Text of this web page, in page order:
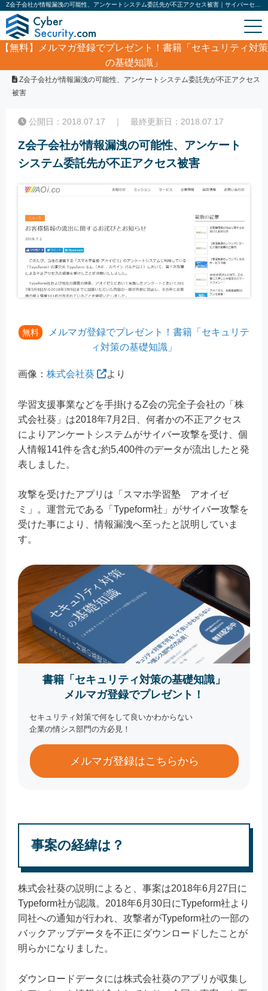
【無料】
メルマガ登録でプレゼント！書籍「セキュリティ対策
の基礎知識」
サイバーセキュリティ・情報漏洩ニュース
Z会子会社が情報漏洩の可能性、アンケートシステム委託先が不正アクセス
被害
公開日：2018.07.17 ｜ 最終更新日：2018.07.17
Z会子会社が情報漏洩の可能性、アンケート
システム委託先が不正アクセス被害
無料
メルマガ登録でプレゼント！書籍「セキュリテ
ィ対策の基礎知識」
画像： 株式会社葵 より
学習支援事業などを手掛けるZ会の完全子会社の「株
式会社葵」は2018年7月2日、何者かの不正アクセス
によりアンケートシステムがサイバー攻撃を受け、個
人情報141件を含む約5,400件のデータが流出したと発
表しました。
攻撃を受けたアプリは「スマホ学習塾 アオイゼ
ミ」。運営元である「Typeform社」がサイバー攻撃を
受けた事により、情報漏洩へ至ったと説明していま
す。
書籍「セキュリティ対策の基礎知識」
メルマガ登録でプレゼント！
セキュリティ対策で何をして良いかわからない
企業の情シス部門の方必見！
メルマガ登録はこちらから
事案の経緯は？
株式会社葵の説明によると、事案は2018年6月27日に
Typeform社が認識。2018年6月30日にTypeform社より
同社への通知が行われ、攻撃者がTypeform社の一部の
バックアップデータを不正にダウンロードしたことが
明らかになりました。
ダウンロードデータには株式会社葵のアプリが収集し